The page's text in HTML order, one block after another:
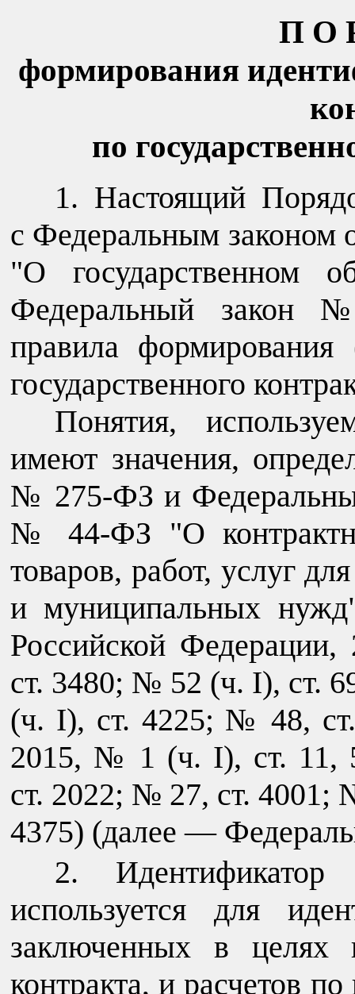
формирования
по
Настоящий
с Федеральным законом
"О государственном
Федеральный закон
правила формирования
государственного
Понятия,
имеют значения,
№ 275-ФЗ и
№ 44-ФЗ "О
товаров, работ, услуг
и муниципальных нужд"
Российской
ст. 3480; № 52 (ч. I), ст.
(ч. I), ст. 4225; № 48,
2015, № 1 (ч. I), ст.
ст. 2022; № 27, ст. 4001;
4375) (далее —
Идентификатор
используется для
заключенных в целях
контракта, и расчетов